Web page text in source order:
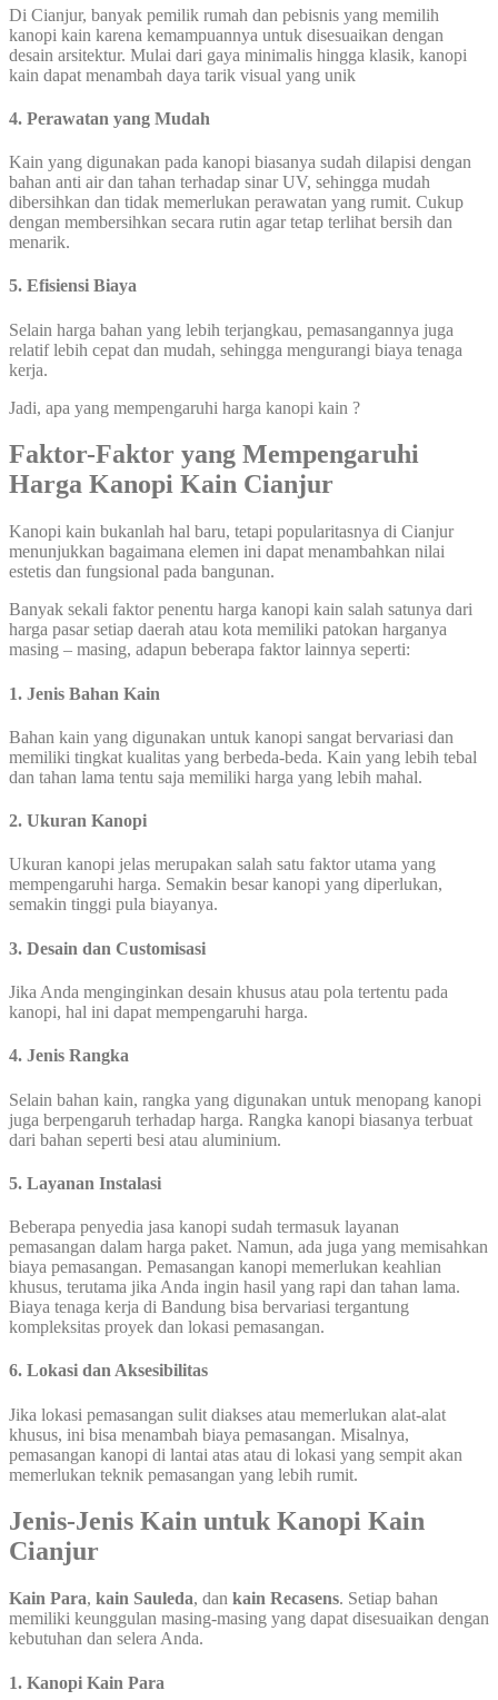
Di Cianjur, banyak pemilik rumah dan pebisnis yang memilih
kanopi kain karena kemampuannya untuk disesuaikan dengan
desain arsitektur. Mulai dari gaya minimalis hingga klasik, kanopi
kain dapat menambah daya tarik visual yang unik
4. Perawatan yang Mudah
Kain yang digunakan pada kanopi biasanya sudah dilapisi dengan
bahan anti air dan tahan terhadap sinar UV, sehingga mudah
dibersihkan dan tidak memerlukan perawatan yang rumit. Cukup
dengan membersihkan secara rutin agar tetap terlihat bersih dan
menarik.
5. Efisiensi Biaya
Selain harga bahan yang lebih terjangkau, pemasangannya juga
relatif lebih cepat dan mudah, sehingga mengurangi biaya tenaga
kerja.
Jadi, apa yang mempengaruhi harga kanopi kain ?
Faktor-Faktor yang Mempengaruhi
Harga Kanopi Kain Cianjur
Kanopi kain bukanlah hal baru, tetapi popularitasnya di Cianjur
menunjukkan bagaimana elemen ini dapat menambahkan nilai
estetis dan fungsional pada bangunan.
Banyak sekali faktor penentu harga kanopi kain salah satunya dari
harga pasar setiap daerah atau kota memiliki patokan harganya
masing – masing, adapun beberapa faktor lainnya seperti:
1. Jenis Bahan Kain
Bahan kain yang digunakan untuk kanopi sangat bervariasi dan
memiliki tingkat kualitas yang berbeda-beda. Kain yang lebih tebal
dan tahan lama tentu saja memiliki harga yang lebih mahal.
2. Ukuran Kanopi
Ukuran kanopi jelas merupakan salah satu faktor utama yang
mempengaruhi harga. Semakin besar kanopi yang diperlukan,
semakin tinggi pula biayanya.
3. Desain dan Customisasi
Jika Anda menginginkan desain khusus atau pola tertentu pada
kanopi, hal ini dapat mempengaruhi harga.
4. Jenis Rangka
Selain bahan kain, rangka yang digunakan untuk menopang kanopi
juga berpengaruh terhadap harga. Rangka kanopi biasanya terbuat
dari bahan seperti besi atau aluminium.
5. Layanan Instalasi
Beberapa penyedia jasa kanopi sudah termasuk layanan
pemasangan dalam harga paket. Namun, ada juga yang memisahkan
biaya pemasangan. Pemasangan kanopi memerlukan keahlian
khusus, terutama jika Anda ingin hasil yang rapi dan tahan lama.
Biaya tenaga kerja di Bandung bisa bervariasi tergantung
kompleksitas proyek dan lokasi pemasangan.
6. Lokasi dan Aksesibilitas
Jika lokasi pemasangan sulit diakses atau memerlukan alat-alat
khusus, ini bisa menambah biaya pemasangan. Misalnya,
pemasangan kanopi di lantai atas atau di lokasi yang sempit akan
memerlukan teknik pemasangan yang lebih rumit.
Jenis-Jenis Kain untuk Kanopi Kain
Cianjur
Kain Para, kain Sauleda, dan kain Recasens. Setiap bahan
memiliki keunggulan masing-masing yang dapat disesuaikan dengan
kebutuhan dan selera Anda.
1. Kanopi Kain Para